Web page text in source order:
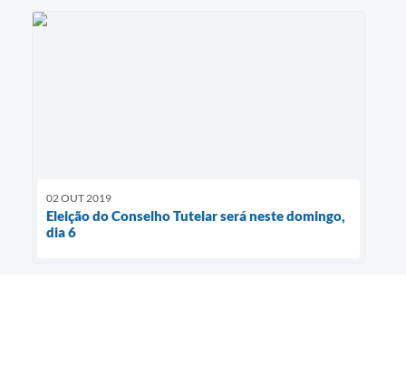
02 OUT 2019
Eleição do Conselho Tutelar será neste domingo,
dia 6